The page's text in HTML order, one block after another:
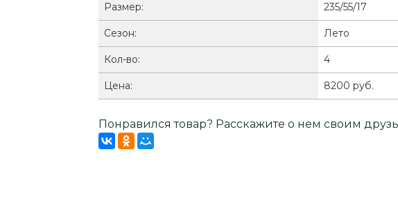
Размер: 235/55/17
Сезон: Лето
Кол-во: 4
Цена: 8200 руб.
Понравился товар? Расскажите о нем своим